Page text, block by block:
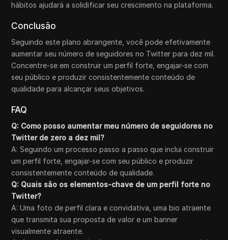
hábitos ajudará a solidificar seu crescimento na plataforma.
Conclusão
Seguindo este plano abrangente, você pode efetivamente
aumentar seu número de seguidores no Twitter para dez mil.
Concentre-se em construir um perfil forte, engajar-se com
seu público e produzir consistentemente conteúdo de
qualidade para alcançar seus objetivos.
FAQ
Q: Como posso aumentar meu número de seguidores no
Twitter de zero a dez mil?
A: Seguindo um processo passo a passo que inclui construir
um perfil forte, engajar-se com seu público e produzir
consistentemente conteúdo de qualidade.
Q: Quais são os elementos-chave de um perfil forte no
Twitter?
A: Uma foto de perfil clara e convidativa, uma bio atraente
que transmita sua proposta de valor e um banner
visualmente atraente.